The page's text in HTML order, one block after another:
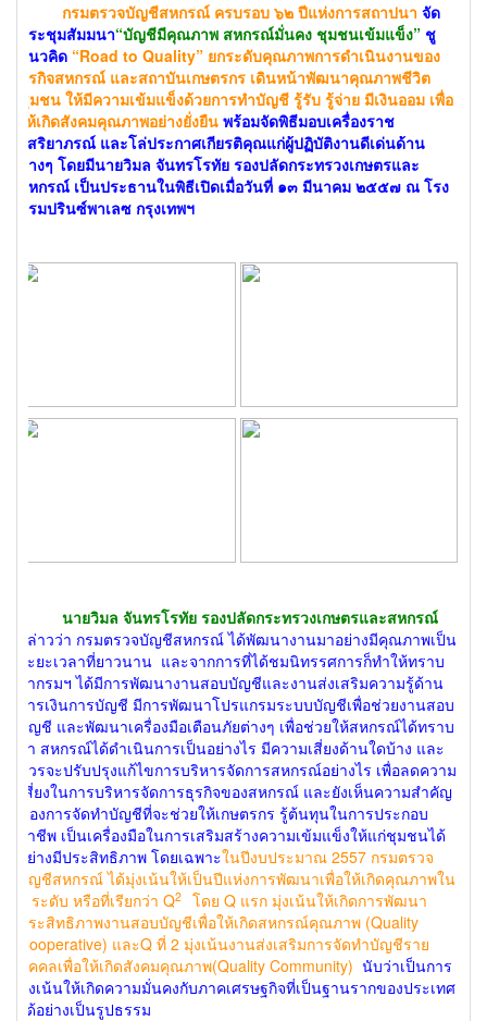
กรมตรวจบัญชีสหกรณ์ ครบรอบ ๖๒ ปีแห่งการสถาปนา จัด
ประชุมสัมมนา“บัญชีมีคุณภาพ สหกรณ์มั่นคง ชุมชนเข้มแข็ง” ชู
แนวคิด“Road to Quality” ยกระดับคุณภาพการดำเนินงานของ
ธุรกิจสหกรณ์ และสถาบันเกษตรกร เดินหน้าพัฒนาคุณภาพชีวิต
ชุมชน ให้มีความเข้มแข็งด้วยการทำบัญชี รู้รับ รู้จ่าย มีเงินออม เพื่อ
ให้เกิดสังคมคุณภาพอย่างยั่งยืน พร้อมจัดพิธีมอบเครื่องราช
อิสริยาภรณ์ และโล่ประกาศเกียรติคุณแก่ผู้ปฏิบัติงานดีเด่นด้าน
ต่างๆ โดยมีนายวิมล จันทรโรทัย รองปลัดกระทรวงเกษตรและ
สหกรณ์ เป็นประธานในพิธีเปิดเมื่อวันที่ ๑๓ มีนาคม ๒๕๕๗ ณ โรง
แรมปรินซ์พาเลซ กรุงเทพฯ
นายวิมล จันทรโรทัย รองปลัดกระทรวงเกษตรและสหกรณ์
กล่าวว่า กรมตรวจบัญชีสหกรณ์ ได้พัฒนางานมาอย่างมีคุณภาพเป็น
ระยะเวลาที่ยาวนาน และจากการที่ได้ชมนิทรรศการก็ทำให้ทราบ
ว่ากรมฯ ได้มีการพัฒนางานสอบบัญชีและงานส่งเสริมความรู้ด้าน
การเงินการบัญชี มีการพัฒนาโปรแกรมระบบบัญชีเพื่อช่วยงานสอบ
บัญชี และพัฒนาเครื่องมือเตือนภัยต่างๆ เพื่อช่วยให้สหกรณ์ได้ทราบ
ว่า สหกรณ์ได้ดำเนินการเป็นอย่างไร มีความเสี่ยงด้านใดบ้าง และ
ควรจะปรับปรุงแก้ไขการบริหารจัดการสหกรณ์อย่างไร เพื่อลดความ
เสี่ยงในการบริหารจัดการธุรกิจของสหกรณ์ และยังเห็นความสำคัญ
ของการจัดทำบัญชีที่จะช่วยให้เกษตรกร รู้ต้นทุนในการประกอบ
อาชีพ เป็นเครื่องมือในการเสริมสร้างความเข้มแข็งให้แก่ชุมชนได้
อย่างมีประสิทธิภาพ โดยเฉพาะในปีงบประมาณ 2557 กรมตรวจ
บัญชีสหกรณ์ ได้มุ่งเน้นให้เป็นปีแห่งการพัฒนาเพื่อให้เกิดคุณภาพใน
2 ระดับ หรือที่เรียกว่า Q2
โดย Q แรก มุ่งเน้นให้เกิดการพัฒนา
ประสิทธิภาพงานสอบบัญชีเพื่อให้เกิดสหกรณ์คุณภาพ (Quality
Cooperative) และQ ที่ 2 มุ่งเน้นงานส่งเสริมการจัดทำบัญชีราย
บุคคลเพื่อให้เกิดสังคมคุณภาพ(Quality Community) นับว่าเป็นการ
มุ่งเน้นให้เกิดความมั่นคงกับภาคเศรษฐกิจที่เป็นฐานรากของประเทศ
ได้อย่างเป็นรูปธรรม